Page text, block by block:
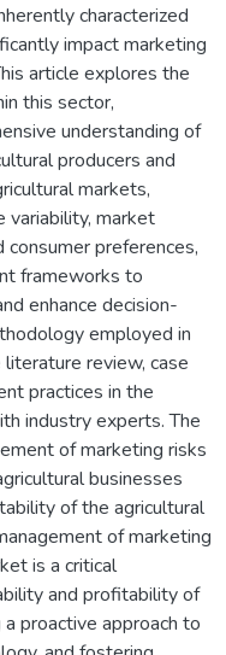
characterized
impact marketing
article explores the
this sector,
understanding of
producers and
markets,
variability, market
preferences,
frameworks to
enhance decision-
employed in
review, case
practices in the
industry experts. The
of marketing risks
businesses
of the agricultural
of marketing
is a critical
and profitability of
proactive approach to